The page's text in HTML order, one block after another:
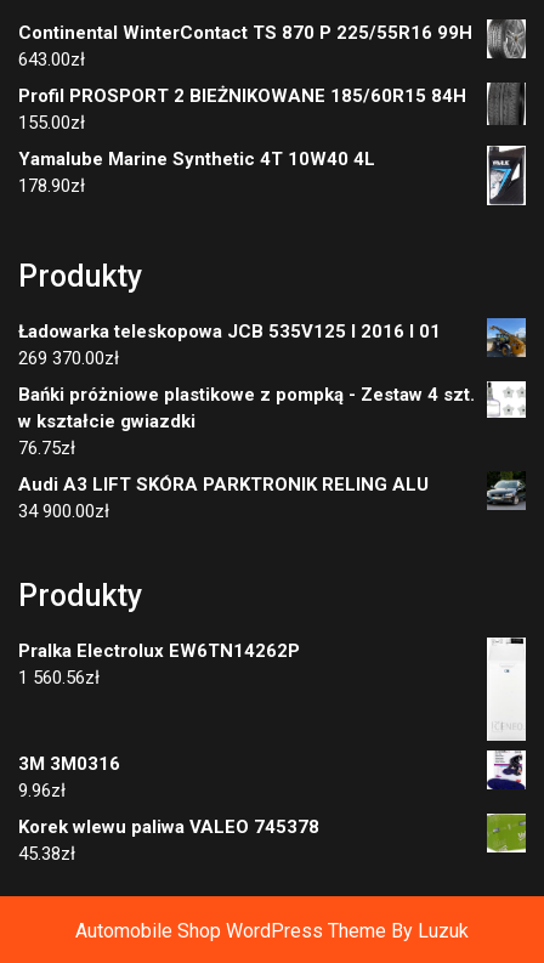
Continental WinterContact TS 870 P 225/55R16 99H
643.00zł
Profil PROSPORT 2 BIEŻNIKOWANE 185/60R15 84H
155.00zł
Yamalube Marine Synthetic 4T 10W40 4L
178.90zł
Produkty
Ładowarka teleskopowa JCB 535V125 I 2016 I 01
269 370.00zł
Bańki próżniowe plastikowe z pompką - Zestaw 4 szt.
w kształcie gwiazdki
76.75zł
Audi A3 LIFT SKÓRA PARKTRONIK RELING ALU
34 900.00zł
Produkty
Pralka Electrolux EW6TN14262P
1 560.56zł
3M 3M0316
9.96zł
Korek wlewu paliwa VALEO 745378
45.38zł
Automobile Shop WordPress Theme By Luzuk